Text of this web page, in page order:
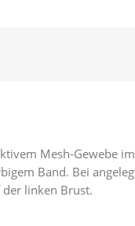
Mesh-Gewebe
Band. Bei
der linken Brust.